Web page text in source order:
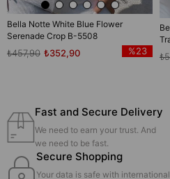
Bella Notte White Blue Flower
Serenade Crop B-5508
₺352,90
₺457,90 %23
Fast and Secure Delivery
We need to earn your trust. And
we need to be fast.
Secure Shopping
Your data is safe with international